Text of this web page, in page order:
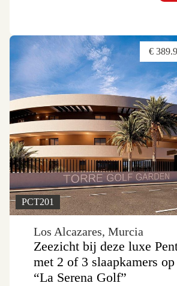
€
PCT201
Los Alcazares, Murcia
Zeezicht bij deze luxe
met 2 of 3 slaapkamers
“La Serena Golf”